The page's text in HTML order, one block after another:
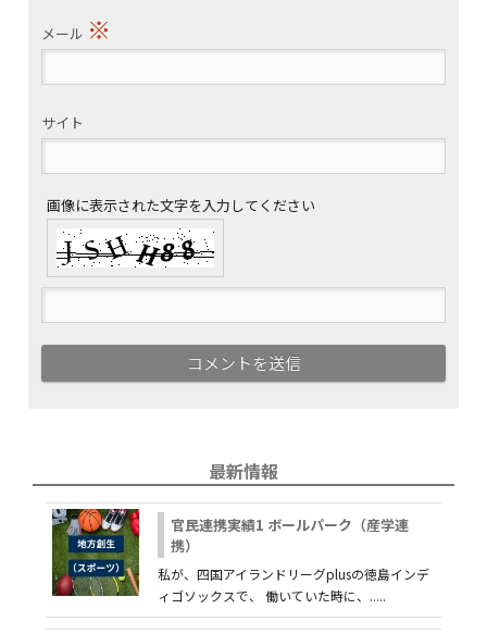
メール ※
サイト
画像に表示された文字を入力してください
最新情報
官民連携実績1 ボールパーク（産学連
携）
私が、四国アイランドリーグplusの徳島インデ
ィゴソックスで、 働いていた時に、.....